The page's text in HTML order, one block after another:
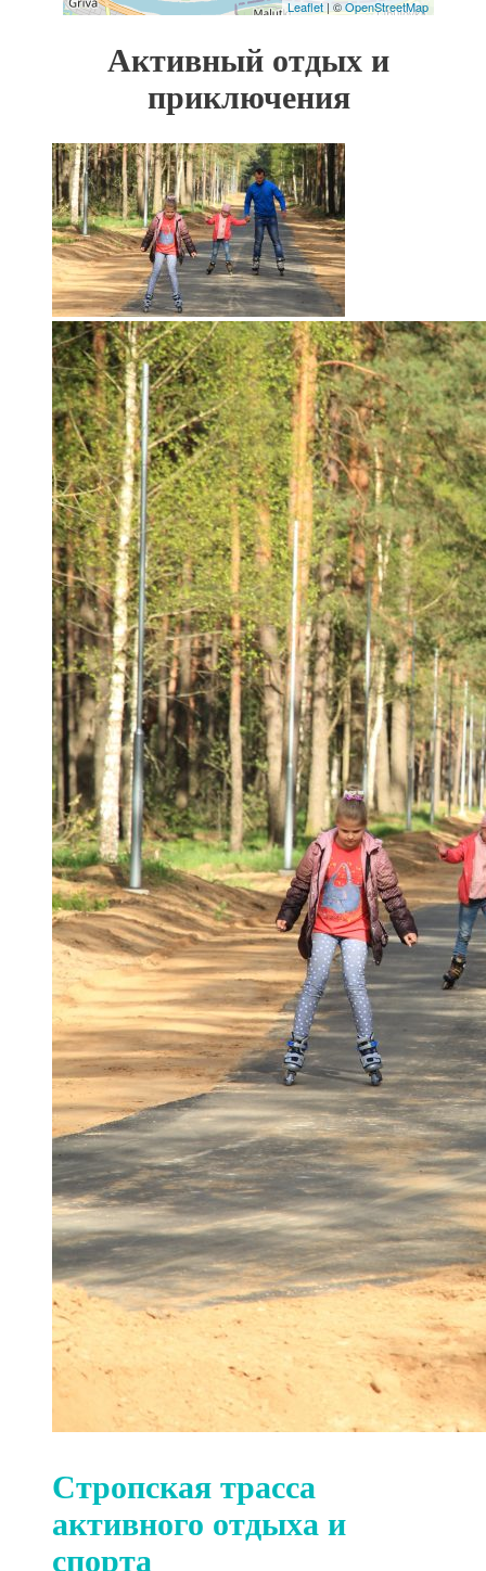
Leaflet | ©OpenStreetMap
Активный отдых и
приключения
Стропская трасса
активного отдыха и
спорта